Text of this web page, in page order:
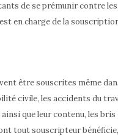
de se prémunir contre
en charge de la
être souscrites même
civile, les accidents du
que leur contenu, les
tout souscripteur